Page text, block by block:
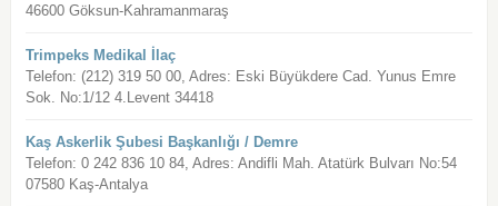
46600 Göksun-Kahramanmaraş
Trimpeks Medikal İlaç
Telefon: (212) 319 50 00, Adres: Eski Büyükdere Cad. Yunus Emre
Sok. No:1/12 4.Levent 34418
Kaş Askerlik Şubesi Başkanlığı / Demre
Telefon: 0 242 836 10 84, Adres: Andifli Mah. Atatürk Bulvarı No:54
07580 Kaş-Antalya